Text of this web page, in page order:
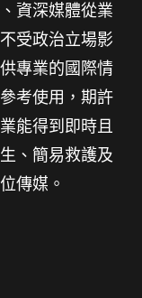
資深媒體從業
受政治立場影
專業的國際情
考使用，期許
能得到即時且
、簡易救護及
傳媒。